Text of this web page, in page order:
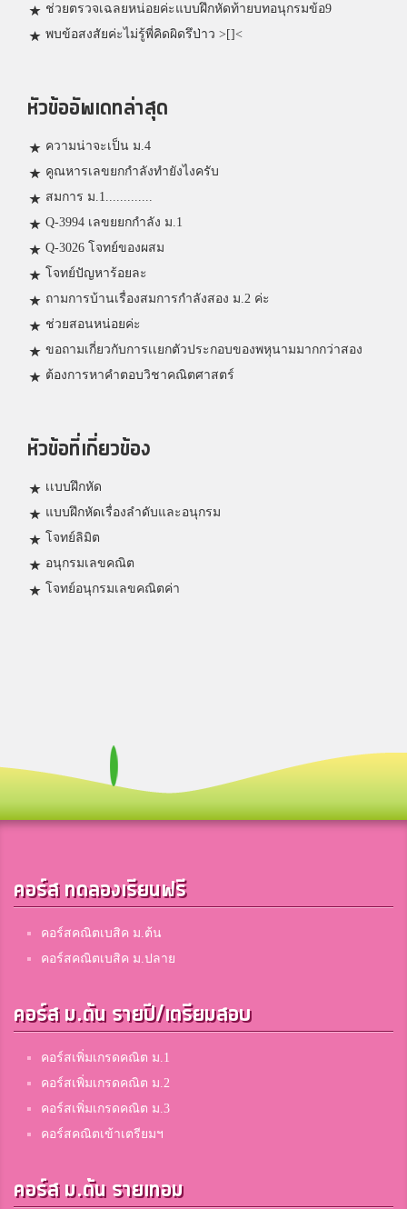
ช่วยตรวจเฉลยหน่อยค่ะแบบฝึกหัดท้ายบทอนุกรมข้อ9
พบข้อสงสัยค่ะไม่รู้พี่คิดผิดรึป่าว >[]<
หัวข้ออัพเดทล่าสุด
ความน่าจะเป็น ม.4
คูณหารเลขยกกำลังทำยังไงครับ
สมการ ม.1.............
Q-3994 เลขยยกกำลัง ม.1
Q-3026 โจทย์ของผสม
โจทย์ปัญหาร้อยละ
ถามการบ้านเรื่องสมการกำลังสอง ม.2 ค่ะ
ช่วยสอนหน่อยค่ะ
ขอถามเกี่ยวกับการเเยกตัวประกอบของพหุนามมากกว่าสอง
ต้องการหาคำตอบวิชาคณิตศาสตร์
หัวข้อที่เกี่ยวข้อง
เเบบฝึกหัด
แบบฝึกหัดเรื่องลำดับและอนุกรม
โจทย์ลิมิต
อนุกรมเลขคณิต
โจทย์อนุกรมเลขคณิตค่า
คอร์ส ทดลองเรียนฟรี
คอร์สคณิตเบสิค ม.ต้น
คอร์สคณิตเบสิค ม.ปลาย
คอร์ส ม.ต้น รายปี/เตรียมสอบ
คอร์สเพิ่มเกรดคณิต ม.1
คอร์สเพิ่มเกรดคณิต ม.2
คอร์สเพิ่มเกรดคณิต ม.3
คอร์สคณิตเข้าเตรียมฯ
คอร์ส ม.ต้น รายเทอม